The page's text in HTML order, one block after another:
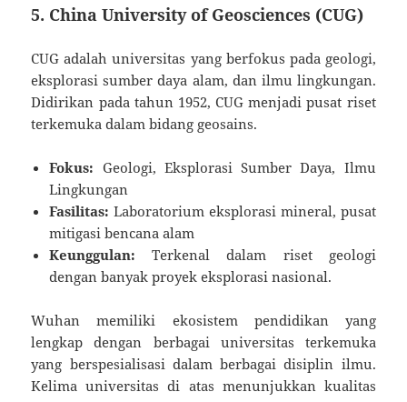
5. China University of Geosciences (CUG)
CUG adalah universitas yang berfokus pada geologi,
eksplorasi sumber daya alam, dan ilmu lingkungan.
Didirikan pada tahun 1952, CUG menjadi pusat riset
terkemuka dalam bidang geosains.
Fokus: Geologi, Eksplorasi Sumber Daya, Ilmu
Lingkungan
Fasilitas: Laboratorium eksplorasi mineral, pusat
mitigasi bencana alam
Keunggulan: Terkenal dalam riset geologi
dengan banyak proyek eksplorasi nasional.
Wuhan memiliki ekosistem pendidikan yang
lengkap dengan berbagai universitas terkemuka
yang berspesialisasi dalam berbagai disiplin ilmu.
Kelima universitas di atas menunjukkan kualitas